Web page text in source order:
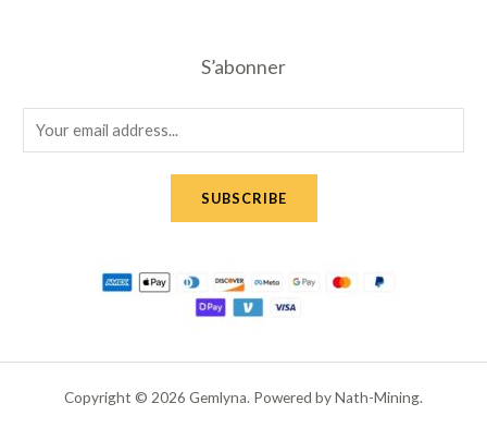
S’abonner
m
SUBSCRIBE
Copyright © 2026 Gemlyna. Powered by Nath-Mining.